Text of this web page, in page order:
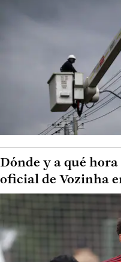
Dónde y a qué
oficial de Vozinha